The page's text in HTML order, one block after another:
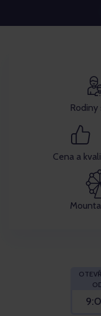
Rodiny
Cena a